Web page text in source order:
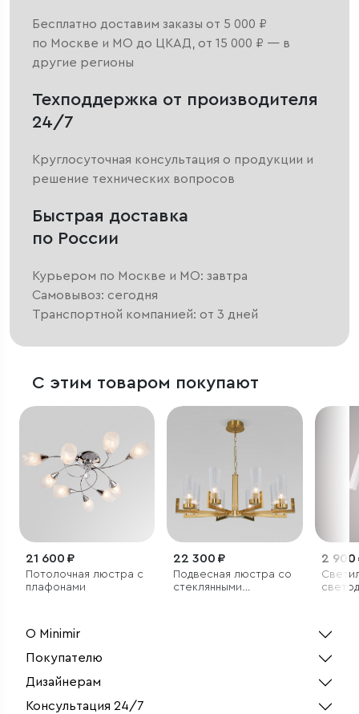
Бесплатно доставим заказы от 5 000 ₽
по Москве и МО до ЦКАД, от 15 000 ₽ — в
другие регионы
Техподдержка от производителя
24/7
Круглосуточная консультация о продукции и
решение технических вопросов
Быстрая доставка
по России
Курьером по Москве и МО: завтра
Самовывоз: сегодня
Транспортной компанией: от 3 дней
С этим товаром покупают
21 600 ₽
Потолочная люстра с
плафонами
22 300 ₽
Подвесная люстра со
стеклянными
2 900
О Minimir
Покупателю
Дизайнерам
Консультация 24/7